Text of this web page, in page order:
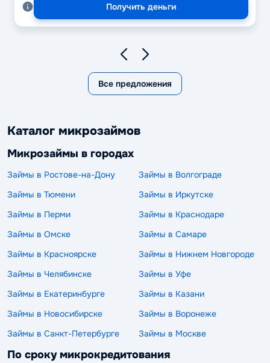
Получить деньги
Все предложения
Каталог микрозаймов
Микрозаймы в городах
Займы в Ростове-на-Дону
Займы в Волгограде
Займы в Тюмени
Займы в Иркутске
Займы в Перми
Займы в Краснодаре
Займы в Омске
Займы в Самаре
Займы в Красноярске
Займы в Нижнем Новгороде
Займы в Челябинске
Займы в Уфе
Займы в Екатеринбурге
Займы в Казани
Займы в Новосибирске
Займы в Воронеже
Займы в Санкт-Петербурге
Займы в Москве
По сроку микрокредитования